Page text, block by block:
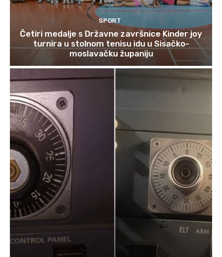
SPORT
Četiri medalje s Državne završnice Kinder joy
turnira u stolnom tenisu idu u Sisačko-
moslavačku županiju